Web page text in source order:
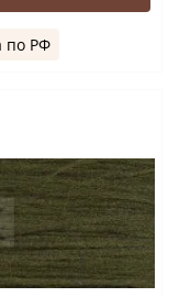
по РФ